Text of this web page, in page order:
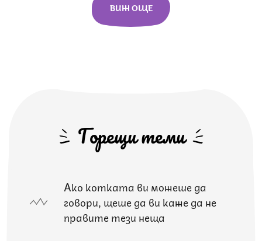
ВИЖ ОЩЕ
Горещи теми
Ако котката ви можеше да
говори, щеше да ви каже да не
правите тези неща